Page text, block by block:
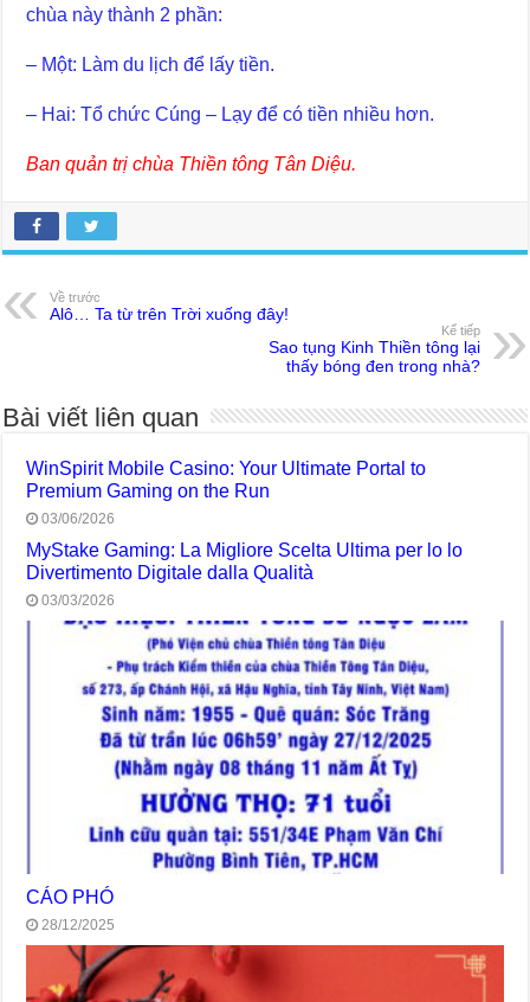
chùa này thành 2 phần:
– Một: Làm du lịch để lấy tiền.
– Hai: Tổ chức Cúng – Lạy để có tiền nhiều hơn.
Ban quản trị chùa Thiền tông Tân Diệu.
Về trước
Alô… Ta từ trên Trời xuống đây!
Kế tiếp
Sao tụng Kinh Thiền tông lại
thấy bóng đen trong nhà?
Bài viết liên quan
WinSpirit Mobile Casino: Your Ultimate Portal to
Premium Gaming on the Run
03/06/2026
MyStake Gaming: La Migliore Scelta Ultima per lo lo
Divertimento Digitale dalla Qualità
03/03/2026
CÁO PHÓ
28/12/2025